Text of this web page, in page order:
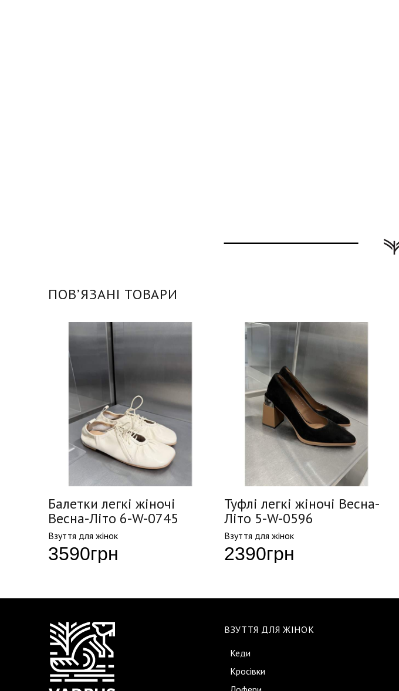
ПОВʼЯЗАНІ ТОВАРИ
Балетки легкі жіночі
Весна-Літо 6-W-0745
Взуття для жінок
3590грн
Туфлі легкі жіночі Весна-
Літо 5-W-0596
Взуття для жінок
2390грн
ВЗУТТЯ ДЛЯ ЖІНОК
Кеди
Кросівки